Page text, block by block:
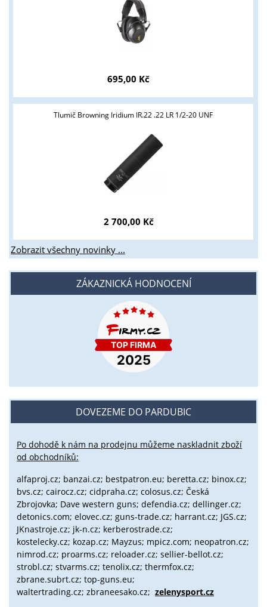
695,00 Kč
Tlumič Browning Iridium IR.22 .22 LR 1/2-20 UNF
2 700,00 Kč
Zobrazit všechny novinky ...
ZÁKAZNICKÁ HODNOCENÍ
DOVEZEME DO PARDUBIC
Po dohodě k nám na prodejnu můžeme naskladnit zboží
od obchodníků:
alfaproj.cz; banzai.cz; bestpatron.eu; beretta.cz; binox.cz;
bvs.cz; cairocz.cz; cidpraha.cz; colosus.cz; Česká
Zbrojovka; Dave western guns; defendia.cz; dellinger.cz;
detonics.com; elovec.cz; guns-trade.cz; harrant.cz; JGS.cz;
JKnastroje.cz; jk-n.cz; kerberostrade.cz;
kostelecky.cz; kozap.cz; Mayzus; mpicz.com; neopatron.cz;
nimrod.cz; proarms.cz; reloader.cz; sellier-bellot.cz;
strobl.cz; stvarms.cz; tenolix.cz; thermfox.cz;
zbrane.subrt.cz; top-guns.eu;
waltertrading.cz; zbraneesako.cz; zelenysport.cz